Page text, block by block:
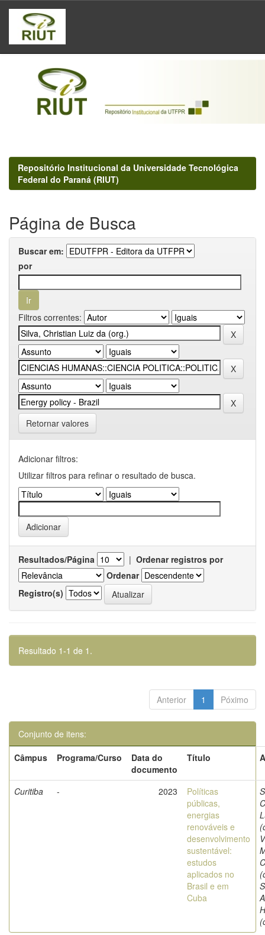
Skip
navigation
Repositório Institucional da Universidade Tecnológica
Federal do Paraná (RIUT)
Página de Busca
Buscar em:
por
Filtros correntes:
Retornar valores
Adicionar filtros:
Utilizar filtros para refinar o resultado de busca.
Resultados/Página | Ordenar registros por
Ordenar
Registro(s)
Resultado 1-1 de 1.
Anterior 1 Póximo
Conjunto de itens:
Câmpus
Programa/Curso
Data do
documento
Título
Curitiba - 2023
Políticas
públicas,
energias
renováveis e
desenvolvimento
sustentável:
estudos
aplicados no
Brasil e em
Cuba